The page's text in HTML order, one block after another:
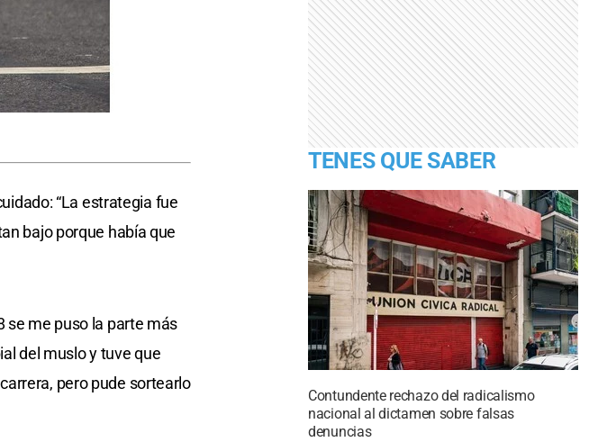
“La estrategia fue
bajo porque había que
se me puso la parte más
del muslo y tuve que
pero pude sortearlo
TENES QUE SABER
Contundente rechazo del radicalismo
nacional al dictamen sobre falsas
denuncias